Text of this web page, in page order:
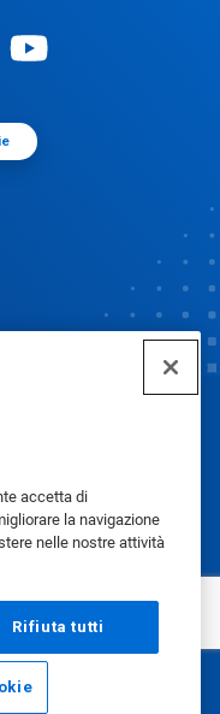
accetta di
la navigazione
nelle nostre attività
Rifiuta tutti
sulla privacy